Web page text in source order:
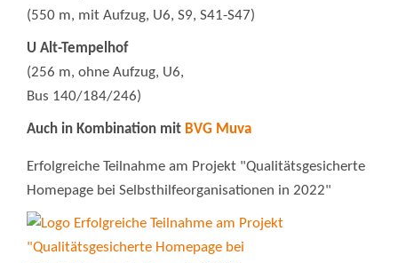
(550 m, mit Aufzug, U6, S9, S41-S47)
U Alt-Tempelhof
(256 m, ohne Aufzug, U6,
Bus 140/184/246)
Auch in Kombination mit BVG Muva
Erfolgreiche Teilnahme am Projekt "Qualitätsgesicherte
Homepage bei Selbsthilfeorganisationen in 2022"